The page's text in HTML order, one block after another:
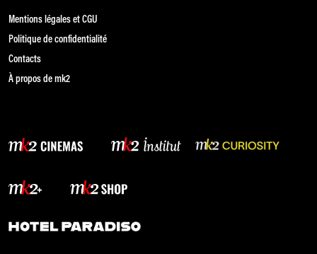
Mentions légales et CGU
Politique de confidentialité
Contacts
À propos de mk2